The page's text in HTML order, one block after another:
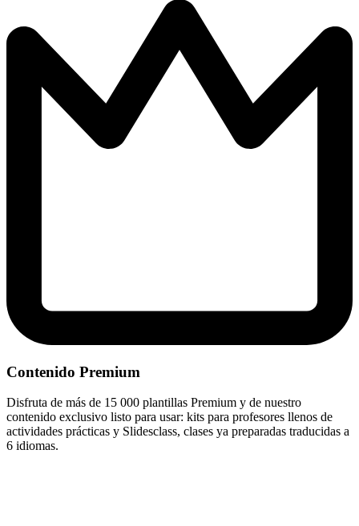
Contenido Premium
Disfruta de más de 15 000 plantillas Premium y de nuestro
contenido exclusivo listo para usar: kits para profesores llenos de
actividades prácticas y Slidesclass, clases ya preparadas traducidas a
6 idiomas.